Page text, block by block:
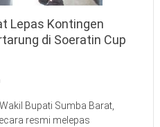
Lepas Kontingen
di Soeratin Cup
Bupati Sumba Barat,
resmi melepas